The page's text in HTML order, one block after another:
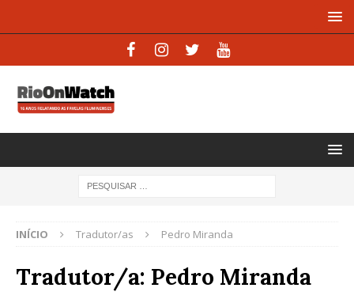
INÍCIO Tradutor/as Pedro Miranda
Tradutor/a: Pedro Miranda